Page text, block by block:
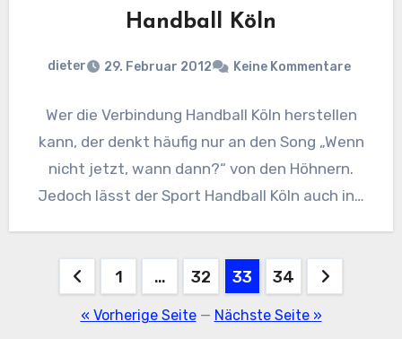
Handball Köln
dieter 29. Februar 2012 Keine Kommentare
Wer die Verbindung Handball Köln herstellen
kann, der denkt häufig nur an den Song „Wenn
nicht jetzt, wann dann?“ von den Höhnern.
Jedoch lässt der Sport Handball Köln auch in…
Seitennummerierung
1 … 32 33 34
« Vorherige Seite— Nächste Seite »